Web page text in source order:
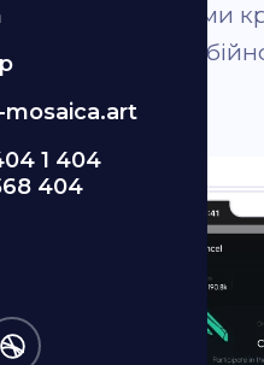
1 404
404
для платформи
та